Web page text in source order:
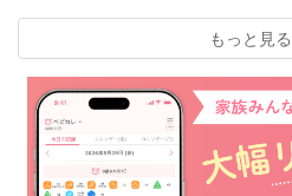
もっと見る